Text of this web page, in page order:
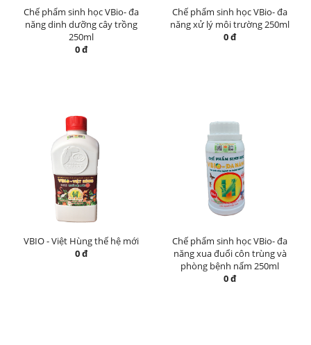
Chế phẩm sinh học VBio- đa
năng dinh dưỡng cây trồng
250ml
0 đ
Chế phẩm sinh học VBio- đa
năng xử lý môi trường 250ml
0 đ
VBIO - Việt Hùng thế hệ mới
0 đ
Chế phẩm sinh học VBio- đa
năng xua đuổi côn trùng và
phòng bệnh nấm 250ml
0 đ